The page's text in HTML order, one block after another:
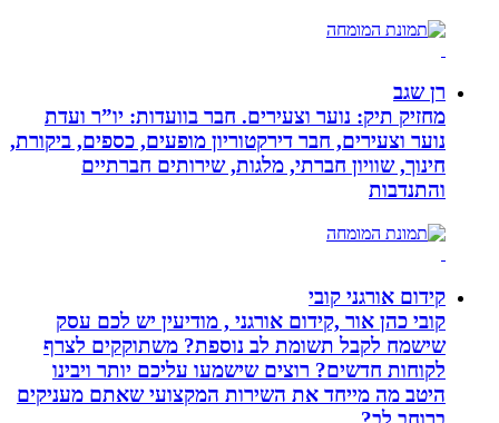
רן שגב
מחזיק תיק: נוער וצעירים. חבר בוועדות: יו”ר ועדת
נוער וצעירים, חבר דירקטוריון מופעים, כספים, ביקורת,
חינוך, שוויון חברתי, מלגות, שירותים חברתיים
והתנדבות
קידום אורגני קובי
קובי כהן אור ,קידום אורגני , מודיעין יש לכם עסק
שישמח לקבל תשומת לב נוספת? משתוקקים לצרף
לקוחות חדשים? רוצים שישמעו עליכם יותר ויבינו
היטב מה מייחד את השירות המקצועי שאתם מעניקים